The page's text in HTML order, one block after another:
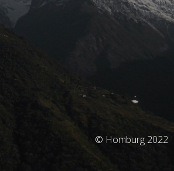
© Homburg 2022